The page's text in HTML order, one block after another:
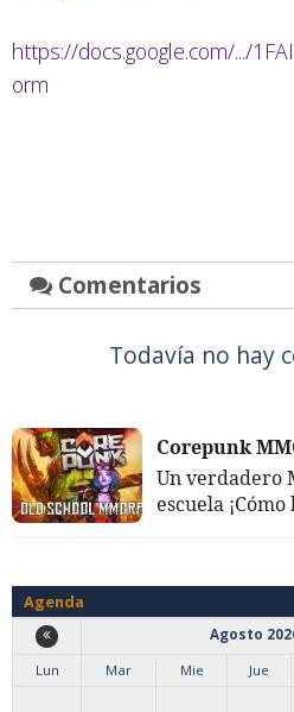
https://docs.google.com/.../
orm
Comentarios
Todavía no hay
Corepunk
Un verdadero
escuela
Agenda
Agosto
Lun
Mar Mie Jue